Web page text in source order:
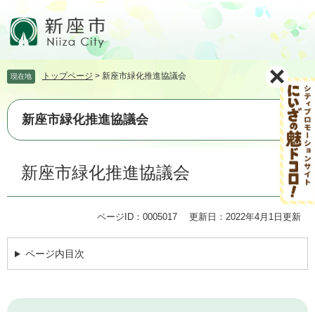
頭
す。
飛
し
て
現在地 トップページ > 新座市緑化推進協議会
新座市緑化推進協議会
新座市緑化推進協議会
ページID：0005017 更新日：2022年4月1日更新
ページ内目次